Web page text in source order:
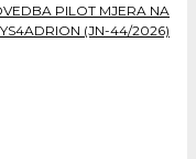
PILOT MJERA NA
(JN-44/2026)